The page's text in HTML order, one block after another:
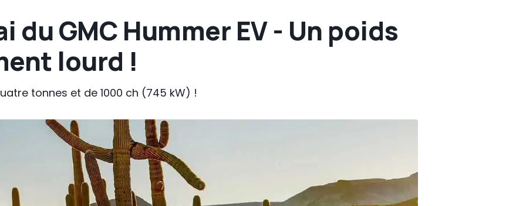
du GMC Hummer EV - Un poids
lourd !
tonnes et de 1000 ch (745 kW) !